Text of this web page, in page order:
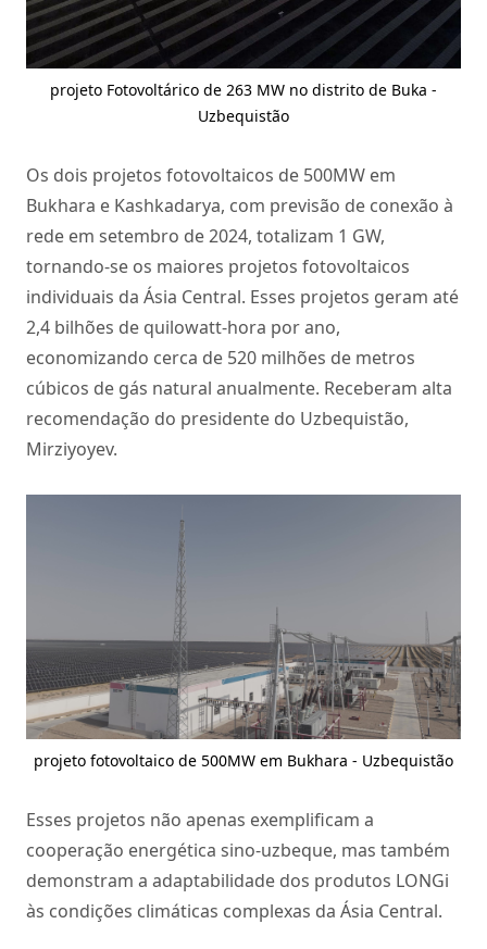
projeto Fotovoltárico de 263 MW no distrito de Buka -
Uzbequistão
Os dois projetos fotovoltaicos de 500MW em
Bukhara e Kashkadarya, com previsão de conexão à
rede em setembro de 2024, totalizam 1 GW,
tornando-se os maiores projetos fotovoltaicos
individuais da Ásia Central. Esses projetos geram até
2,4 bilhões de quilowatt-hora por ano,
economizando cerca de 520 milhões de metros
cúbicos de gás natural anualmente. Receberam alta
recomendação do presidente do Uzbequistão,
Mirziyoyev.
projeto fotovoltaico de 500MW em Bukhara - Uzbequistão
Esses projetos não apenas exemplificam a
cooperação energética sino-uzbeque, mas também
demonstram a adaptabilidade dos produtos LONGi
às condições climáticas complexas da Ásia Central.